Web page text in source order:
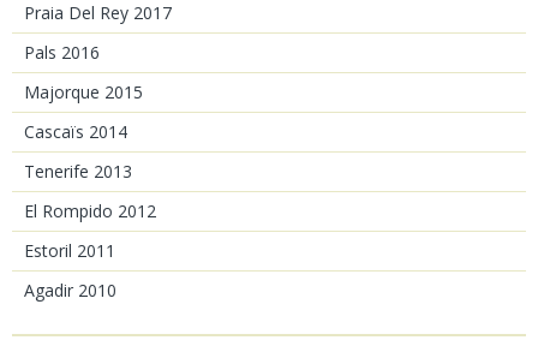
Praia Del Rey 2017
Pals 2016
Majorque 2015
Cascaïs 2014
Tenerife 2013
El Rompido 2012
Estoril 2011
Agadir 2010